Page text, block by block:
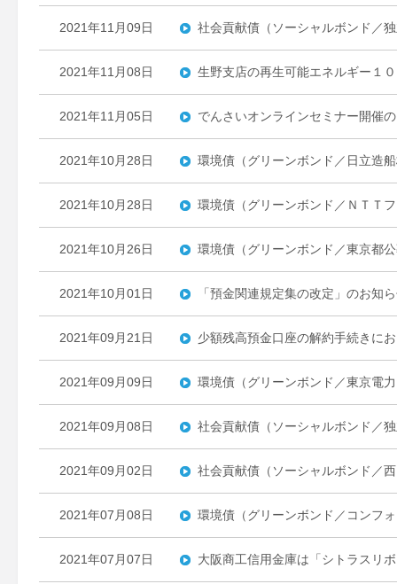
2021年11月09日 社会貢献債（ソーシャルボンド／
2021年11月08日 生野支店の再生可能エネルギー１
2021年11月05日 でんさいオンラインセミナー開催
2021年10月28日 環境債（グリーンボンド／日立造
2021年10月28日 環境債（グリーンボンド／ＮＴＴ
2021年10月26日 環境債（グリーンボンド／東京都
2021年10月01日 「預金関連規定集の改定」のお知
2021年09月21日 少額残高預金口座の解約手続きに
2021年09月09日 環境債（グリーンボンド／東京電
2021年09月08日 社会貢献債（ソーシャルボンド／
2021年09月02日 社会貢献債（ソーシャルボンド／
2021年07月08日 環境債（グリーンボンド／コンフ
2021年07月07日 大阪商工信用金庫は「シトラスリ